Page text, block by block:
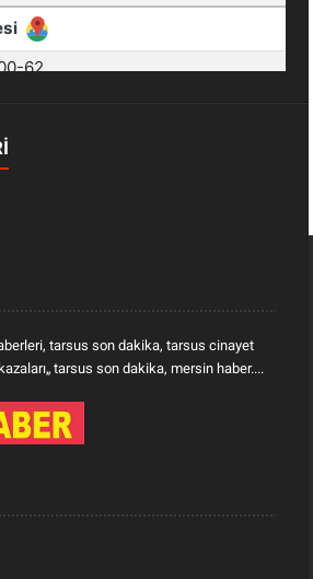
tarsus son dakika, tarsus cinayet
tarsus son dakika, mersin haber....